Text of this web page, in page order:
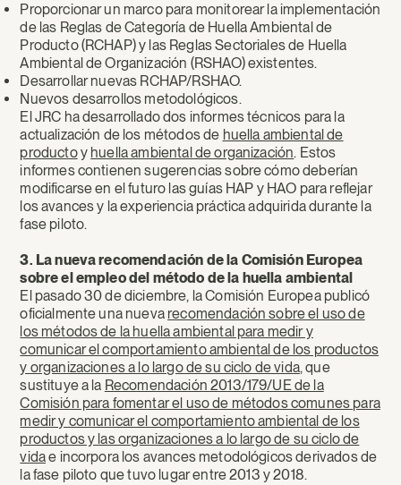
Proporcionar un marco para monitorear la implementación
de las Reglas de Categoría de Huella Ambiental de
Producto (RCHAP) y las Reglas Sectoriales de Huella
Ambiental de Organización (RSHAO) existentes.
Desarrollar nuevas RCHAP/RSHAO.
Nuevos desarrollos metodológicos.
El JRC ha desarrollado dos informes técnicos para la
actualización de los métodos de huella ambiental de
productoy huella ambiental de organización. Estos
informes contienen sugerencias sobre cómo deberían
modificarse en el futuro las guías HAP y HAO para reflejar
los avances y la experiencia práctica adquirida durante la
fase piloto.
3. La nueva recomendación de la Comisión Europea
sobre el empleo del método de la huella ambiental
El pasado 30 de diciembre, la Comisión Europea publicó
oficialmente una nueva recomendación sobre el uso de
los métodos de la huella ambiental para medir y
comunicar el comportamiento ambiental de los productos
y organizaciones a lo largo de su ciclo de vida, que
sustituye a la Recomendación 2013/179/UE de la
Comisión para fomentar el uso de métodos comunes para
medir y comunicar el comportamiento ambiental de los
productos y las organizaciones a lo largo de su ciclo de
vidae incorpora los avances metodológicos derivados de
la fase piloto que tuvo lugar entre 2013 y 2018.